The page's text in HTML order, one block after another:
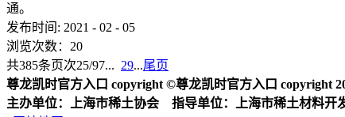
通。
发布时间: 2021 - 02 - 05
浏览次数： 20
共385条页次25/97... 29...尾页
尊龙凯时官方入口 copyright ©尊龙凯时官方入口 copyright
主办单位：上海市稀土协会 指导单位：上海市稀土材料